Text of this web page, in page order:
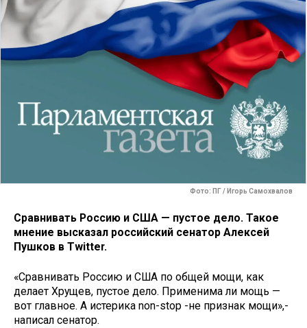
Фото: ПГ / Игорь Самохвалов
Сравнивать Россию и США — пустое дело. Такое
мнение высказал российский сенатор Алексей
Пушков в Twitter.
«Сравнивать Россию и США по общей мощи, как
делает Хрущев, пустое дело. Применима ли мощь —
вот главное. А истерика non-stop -не признак мощи»,-
написал сенатор.